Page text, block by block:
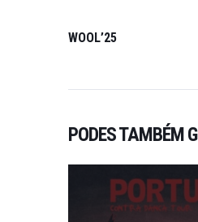
WOOL’25
PODES TAMBÉM